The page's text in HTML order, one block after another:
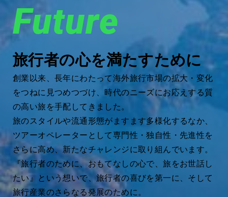
Future
旅行者の心を満たすために
創業以来、長年にわたって海外旅行市場の拡大・変化
をつねに見つめつづけ、時代のニーズにお応えする質
の高い旅を手配してきました。
旅のスタイルや流通形態がますます多様化するなか、
ツアーオペレーターとして専門性・独自性・先進性を
さらに高め、新たなチャレンジに取り組んでいます。
『旅行者のために、おもてなしの心で、旅をお世話し
たい』という想いで、旅行者の喜びを第一に、そして
旅行産業のさらなる発展のために。